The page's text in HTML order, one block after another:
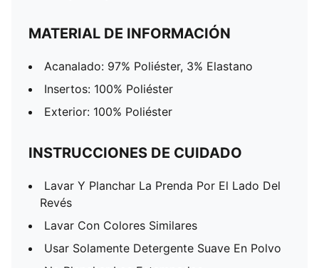
MATERIAL DE INFORMACIÓN
Acanalado: 97% Poliéster, 3% Elastano
Insertos: 100% Poliéster
Exterior: 100% Poliéster
INSTRUCCIONES DE CUIDADO
Lavar Y Planchar La Prenda Por El Lado Del
Revés
Lavar Con Colores Similares
Usar Solamente Detergente Suave En Polvo